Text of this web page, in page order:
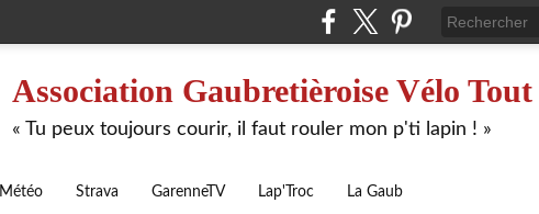
Association Gaubretièroise Vélo
« Tu peux toujours courir, il faut rouler mon p'ti lapin ! »
Météo Strava GarenneTV Lap'Troc La Gaub